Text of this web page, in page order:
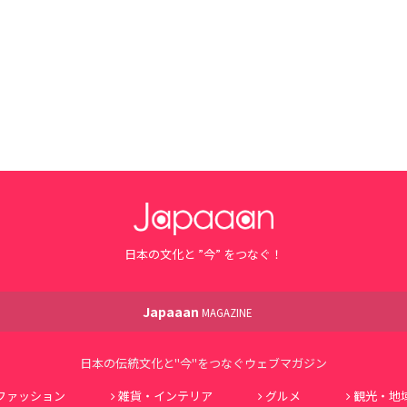
日本の文化と ”今” をつなぐ！
Japaaan MAGAZINE
日本の伝統文化と"今"をつなぐウェブマガジン
ァッション 雑貨・インテリア グルメ 観光・地